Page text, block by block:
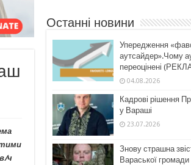
ч
Останні новини
Упередження
аутсайдер».Чому
переоцінені
04.08.2026
Кадрові рішення
у Вараші
23.07.2026
Знову страшна
Вараської громади